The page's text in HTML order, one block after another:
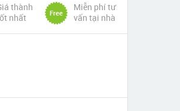
thành
nhất
Free
Miễn phí tư
vấn tại nhà